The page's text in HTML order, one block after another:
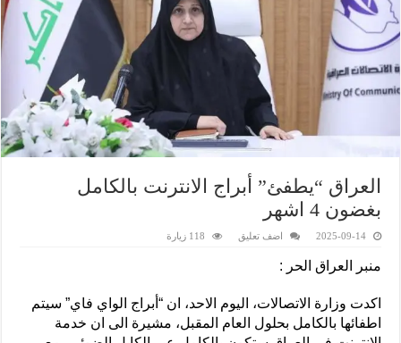
العراق “يطفئ” أبراج الانترنت بالكامل
بغضون 4 اشهر
2025-09-14 اضف تعليق 118 زيارة
منبر العراق الحر :
اكدت وزارة الاتصالات، اليوم الاحد، ان “أبراج الواي فاي” سيتم
اطفائها بالكامل بحلول العام المقبل، مشيرة الى ان خدمة